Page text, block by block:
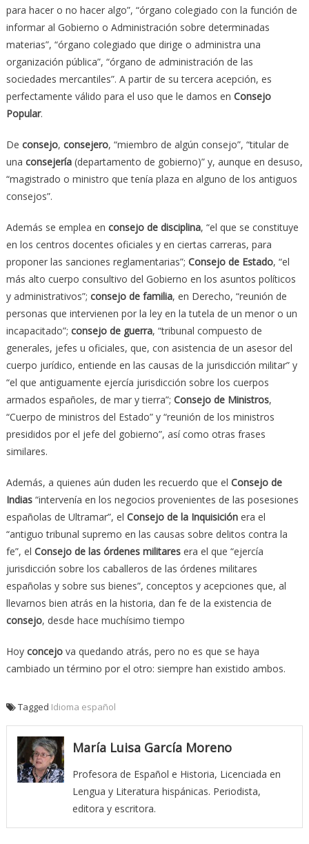
para hacer o no hacer algo”, “órgano colegiado con la función de
informar al Gobierno o Administración sobre determinadas
materias”, “órgano colegiado que dirige o administra una
organización pública”, “órgano de administración de las
sociedades mercantiles”. A partir de su tercera acepción, es
perfectamente válido para el uso que le damos en Consejo
Popular.
De consejo, consejero, “miembro de algún consejo”, “titular de
una consejería(departamento de gobierno)” y, aunque en desuso,
“magistrado o ministro que tenía plaza en alguno de los antiguos
consejos”.
Además se emplea en consejode disciplina, “el que se constituye
en los centros docentes oficiales y en ciertas carreras, para
proponer las sanciones reglamentarias”; Consejo de Estado, “el
más alto cuerpo consultivo del Gobierno en los asuntos políticos
y administrativos”; consejo de familia, en Derecho, “reunión de
personas que intervienen por la ley en la tutela de un menor o un
incapacitado”; consejo de guerra, “tribunal compuesto de
generales, jefes u oficiales, que, con asistencia de un asesor del
cuerpo jurídico, entiende en las causas de la jurisdicción militar” y
“el que antiguamente ejercía jurisdicción sobre los cuerpos
armados españoles, de mar y tierra”; Consejo de Ministros,
“Cuerpo de ministros del Estado” y “reunión de los ministros
presididos por el jefe del gobierno”, así como otras frases
similares.
Además, a quienes aún duden les recuerdo que el Consejo de
Indias “intervenía en los negocios provenientes de las posesiones
españolas de Ultramar”, el Consejo de la Inquisición era el
“antiguo tribunal supremo en las causas sobre delitos contra la
fe”, el Consejo de las órdenes militares era el que “ejercía
jurisdicción sobre los caballeros de las órdenes militares
españolas y sobre sus bienes”, conceptos y acepciones que, al
llevarnos bien atrás en la historia, dan fe de la existencia de
consejo, desde hace muchísimo tiempo
Hoy concejova quedando atrás, pero no es que se haya
cambiado un término por el otro: siempre han existido ambos.
Tagged Idioma español
María Luisa García Moreno
Profesora de Español e Historia, Licenciada en
Lengua y Literatura hispánicas. Periodista,
editora y escritora.